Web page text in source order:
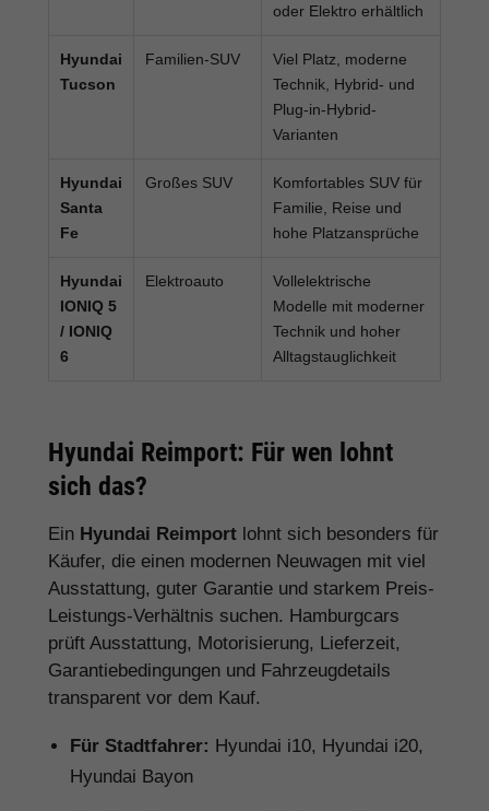
oder Elektro erhältlich
Hyundai
Tucson
Familien-SUV
Viel Platz, moderne
Technik, Hybrid- und
Plug-in-Hybrid-
Varianten
Hyundai
Santa
Fe
Großes SUV
Komfortables SUV für
Familie, Reise und
hohe Platzansprüche
Hyundai
IONIQ 5
/ IONIQ
6
Elektroauto
Vollelektrische
Modelle mit moderner
Technik und hoher
Alltagstauglichkeit
Hyundai Reimport: Für wen lohnt
sich das?
Ein Hyundai Reimport lohnt sich besonders für
Käufer, die einen modernen Neuwagen mit viel
Ausstattung, guter Garantie und starkem Preis-
Leistungs-Verhältnis suchen. Hamburgcars
prüft Ausstattung, Motorisierung, Lieferzeit,
Garantiebedingungen und Fahrzeugdetails
transparent vor dem Kauf.
Für Stadtfahrer: Hyundai i10, Hyundai i20,
Hyundai Bayon